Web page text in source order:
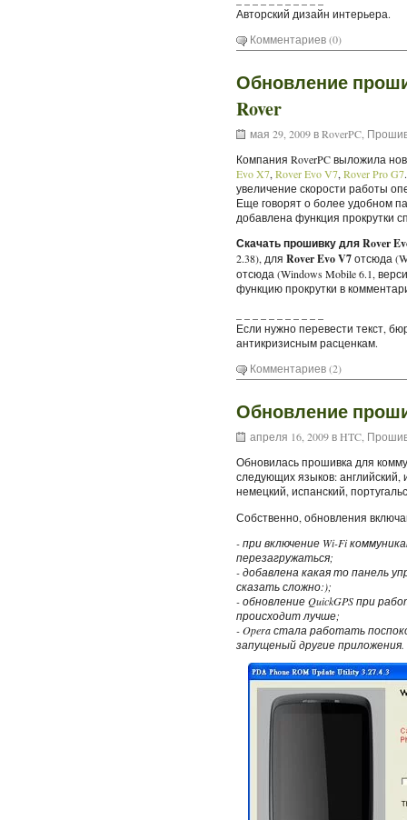
Авторский дизайн интерьера.
Комментариев (0)
Обновление
Rover
мая 29, 2009 вRoverPC
Компания RoverPC выложила
Evo X7, Rover Evo V7, Rover Pro G7
увеличение скорости работы
Еще говорят о более удобном
добавлена функция прокрутки
Скачать прошивку для Rover
2.38), для Rover Evo V7отсюда
отсюда (Windows Mobile 6.1,
функцию прокрутки в
Если нужно перевести текст,
антикризисным расценкам.
Комментариев (2)
Обновление
апреля 16, 2009 вHTC
Обновилась прошивка для
следующих языков: английский,
немецкий, испанский,
Собственно, обновления
- при включение Wi-Fi
перезагружаться;
- добавлена какая то панель
сказать сложно:);
- обновление QuickGPS при
происходит лучше;
- Opera стала работать
запущеный другие приложения.